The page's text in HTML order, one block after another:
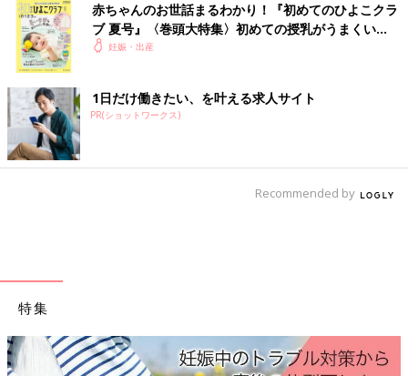
ハッケンその１３「妊婦の体、自分の体なのに、芸術作品ができ
ていくようで面白かった。」
すごいことですよね。臓器を押しのけて、お腹の皮や筋肉を伸ば
私は学生時代、美術部で裸婦スケッチをよく描いていたので、そ
の感覚で見ていたのかもしれませんが・・・自分の体なのに、ま
さに 生命の神秘が作った芸術作品
思議な気分だった、というハッケンです。
→これまでのお話はこちら
赤ちゃんのお世話まるわかり！『初めてのひよこクラ
ブ 夏号』〈巻頭大特集〉初めての授乳がうまくい
く！ おっぱい・ミルクの基本と夏のトラブル 解決テ
妊娠・出産
1日だけ働きたい、を叶える求人サイト
PR(ショットワークス)
Recommended by
特集